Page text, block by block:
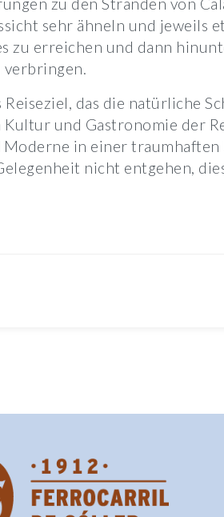
sehr ähneln und jeweils
zu erreichen und dann
verbringen.
das die natürliche
und Gastronomie der
in einer traumhaften
nicht entgehen,